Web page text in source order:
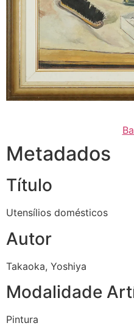
Metadados
Título
Utensílios domésticos
Autor
Takaoka, Yoshiya
Modalidade
Pintura